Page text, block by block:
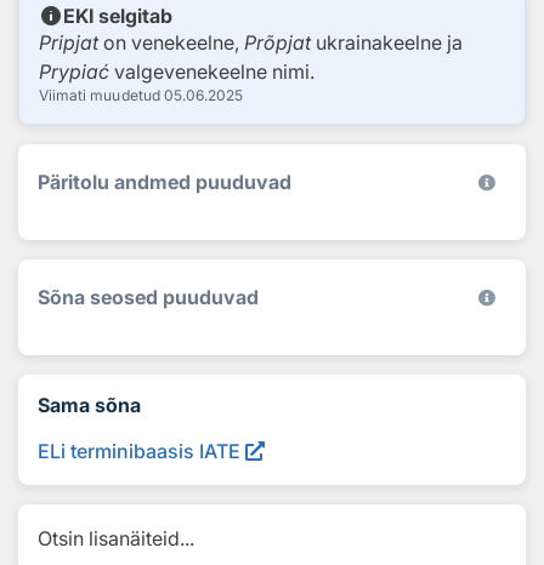
infoEKI selgitab
Pripjaton venekeelne, Prõpjatukrainakeelne ja
Prypiać valgevenekeelne nimi.
Viimati muudetud 05.06.2025
Päritolu andmed puuduvad
Sõna seosed puuduvad
Sama sõna
ELi terminibaasis IATE
Otsin lisanäiteid...